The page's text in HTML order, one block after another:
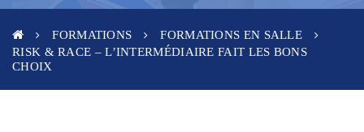
FORMATIONS
FORMATIONS EN SALLE
RISK & RACE – L’INTERMÉDIAIRE FAIT LES BONS
CHOIX